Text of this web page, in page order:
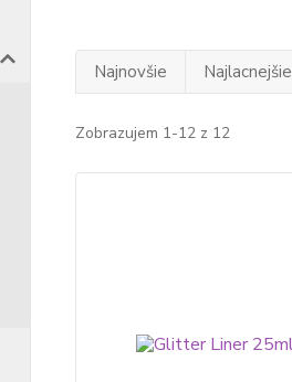
Najnovšie Najlacnejšie
Zobrazujem 1-12 z 12